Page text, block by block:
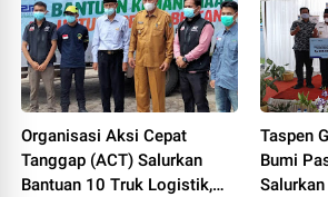
Organisasi Aksi Cepat
Tanggap (ACT) Salurkan
Bantuan 10 Truk Logistik,
Taspen
Bumi